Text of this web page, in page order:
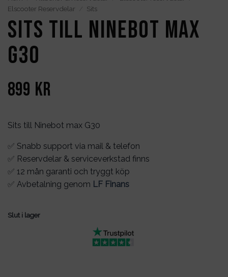
Elscooter Reservdelar
Sits
Sits till Ninebot max
G30
899 kr
Sits till Ninebot max G30
✅ Snabb support via mail & telefon
✅ Reservdelar & serviceverkstad finns
✅ 12 mån garanti och tryggt köp
✅ Avbetalning genom LF Finans
Slut i lager